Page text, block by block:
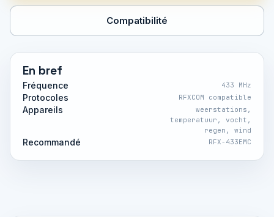
Compatibilité
En bref
Fréquence 433 MHz
Protocoles RFXCOM compatible
Appareils
weerstations,
temperatuur, vocht,
regen, wind
Recommandé RFX-433EMC